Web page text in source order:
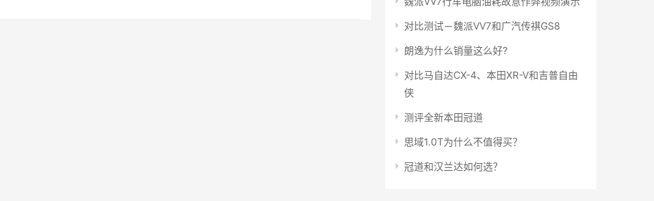
对比测试－魏派VV7和广汽传祺GS8
朗逸为什么销量这么好?
对比马自达CX-4、本田XR-V和吉普自由
侠
测评全新本田冠道
思域1.0T为什么不值得买？
冠道和汉兰达如何选？